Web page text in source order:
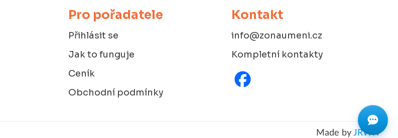
Pro pořadatele
Přihlásit se
Jak to funguje
Ceník
Obchodní podmínky
Kontakt
info@zonaumeni.cz
Kompletní kontakty
Made by JRWN